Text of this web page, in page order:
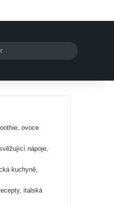
ovoce
nápoje,
kuchyně,
italská